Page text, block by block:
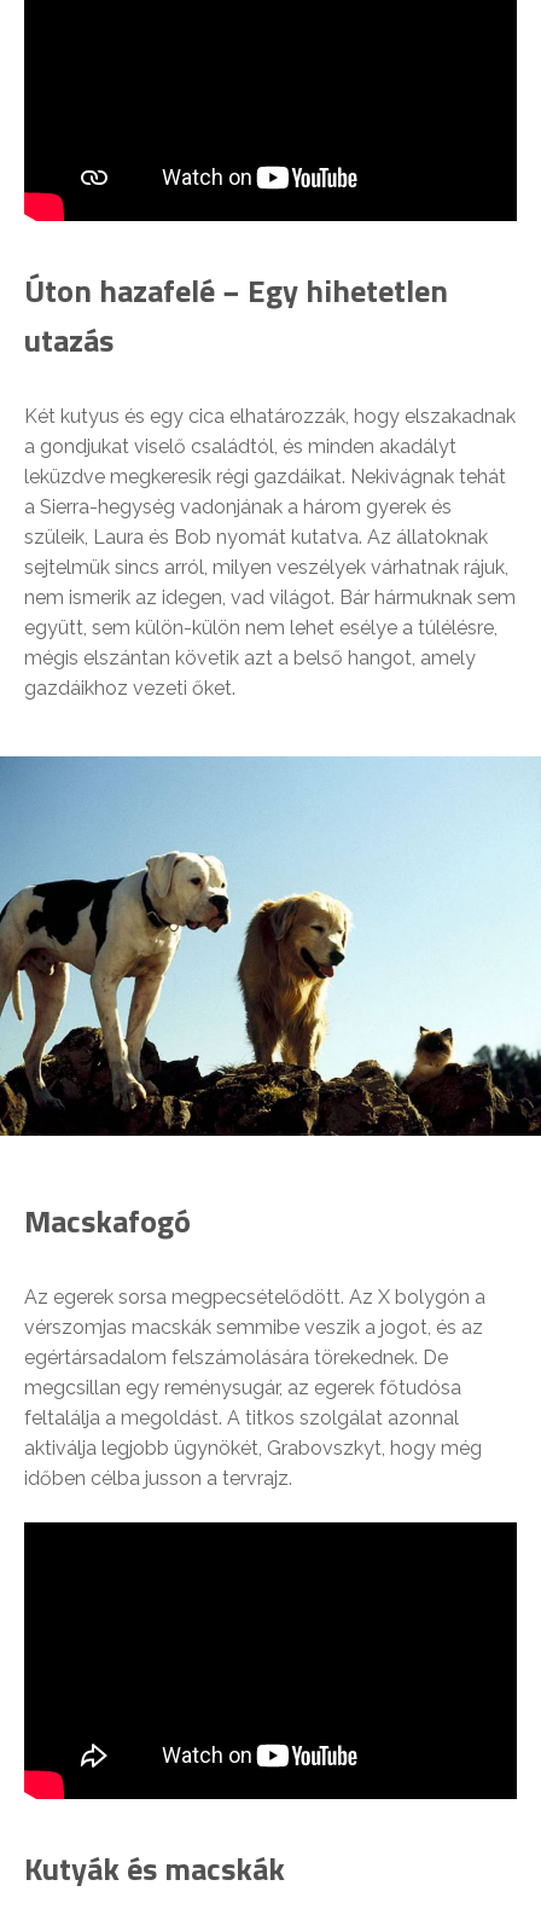
Úton hazafelé − Egy hihetetlen
utazás
Két kutyus és egy cica elhatározzák, hogy elszakadnak
a gondjukat viselő családtól, és minden akadályt
leküzdve megkeresik régi gazdáikat. Nekivágnak tehát
a Sierra-hegység vadonjának a három gyerek és
szüleik, Laura és Bob nyomát kutatva. Az állatoknak
sejtelmük sincs arról, milyen veszélyek várhatnak rájuk,
nem ismerik az idegen, vad világot. Bár hármuknak sem
együtt, sem külön-külön nem lehet esélye a túlélésre,
mégis elszántan követik azt a belső hangot, amely
gazdáikhoz vezeti őket.
Macskafogó
Az egerek sorsa megpecsételődött. Az X bolygón a
vérszomjas macskák semmibe veszik a jogot, és az
egértársadalom felszámolására törekednek. De
megcsillan egy reménysugár, az egerek főtudósa
feltalálja a megoldást. A titkos szolgálat azonnal
aktiválja legjobb ügynökét, Grabovszkyt, hogy még
időben célba jusson a tervrajz.
Kutyák és macskák